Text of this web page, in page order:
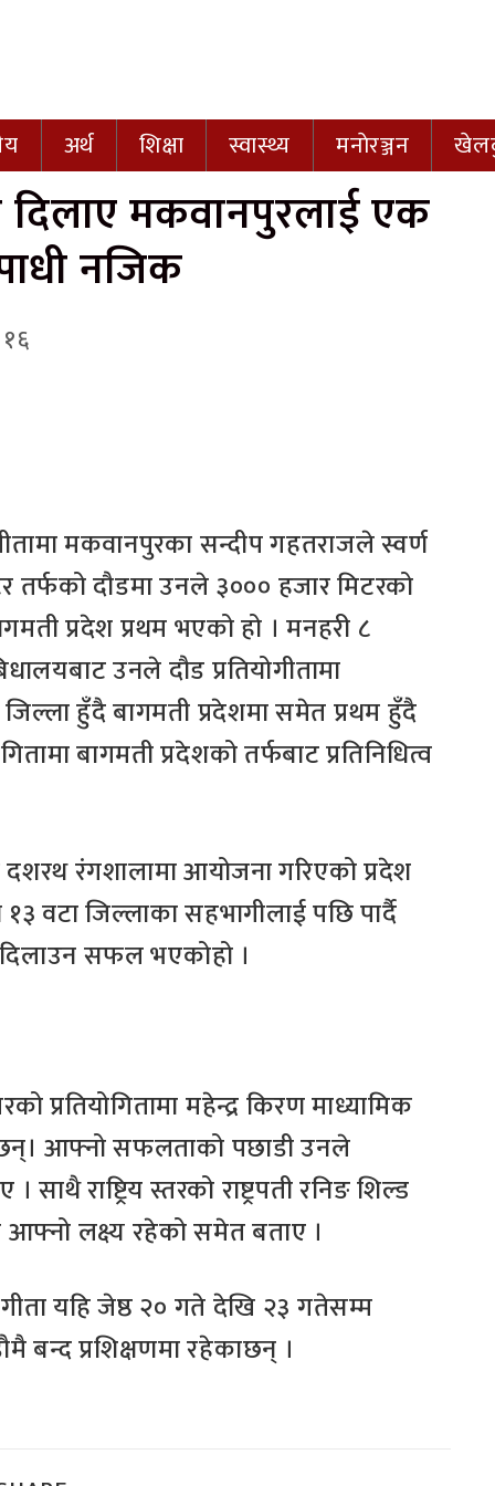
अर्थ शिक्षा स्वास्थ्य मनाेरञ्जन
दिलाए मकवानपुरलाई एक
नजिक
मकवानपुरका सन्दीप गहतराजले स्वर्ण
दौडमा उनले ३००० हजार मिटरको
प्रदेश प्रथम भएको हो । मनहरी ८
उनले दौड प्रतियोगीतामा
हुँदै बागमती प्रदेशमा समेत प्रथम हुँदै
बागमती प्रदेशको तर्फबाट प्रतिनिधित्व
रंगशालामा आयोजना गरिएको प्रदेश
१३ वटा जिल्लाका सहभागीलाई पछि पार्दै
सफल भएकोहो ।
प्रतियोगितामा महेन्द्र किरण माध्यामिक
आफ्नो सफलताको पछाडी उनले
राष्ट्रिय स्तरको राष्ट्रपती रनिङ शिल्ड
आफ्नो लक्ष्य रहेको समेत बताए ।
यहि जेष्ठ २० गते देखि २३ गतेसम्म
बन्द प्रशिक्षणमा रहेकाछन् ।